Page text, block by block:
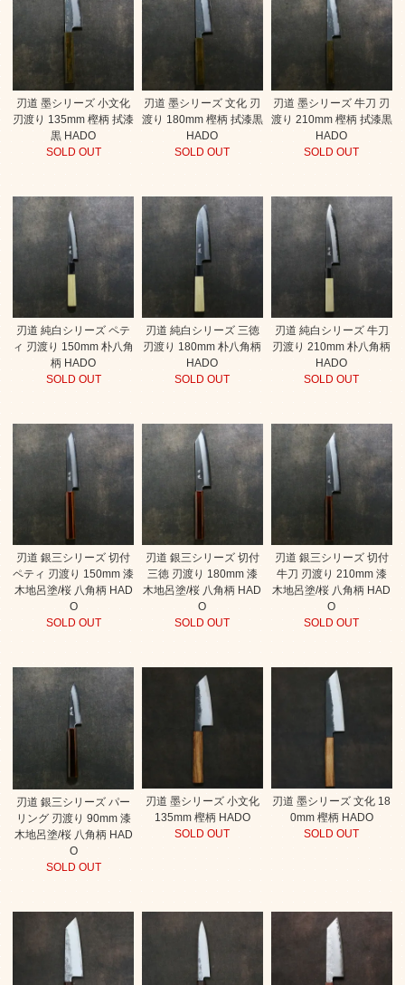
刃道 墨シリーズ 小文化
刃渡り 135mm 樫柄 拭漆
黒 HADO
SOLD OUT
刃道 墨シリーズ 文化 刃
渡り 180mm 樫柄 拭漆黒
HADO
SOLD OUT
刃道 墨シリーズ 牛刀 刃
渡り 210mm 樫柄 拭漆黒
HADO
SOLD OUT
刃道 純白シリーズ ペテ
ィ 刃渡り 150mm 朴八角
柄 HADO
SOLD OUT
刃道 純白シリーズ 三徳
刃渡り 180mm 朴八角柄
HADO
SOLD OUT
刃道 純白シリーズ 牛刀
刃渡り 210mm 朴八角柄
HADO
SOLD OUT
刃道 銀三シリーズ 切付
ペティ 刃渡り 150mm 漆
木地呂塗/桜 八角柄 HAD
O
SOLD OUT
刃道 銀三シリーズ 切付
三徳 刃渡り 180mm 漆
木地呂塗/桜 八角柄 HAD
O
SOLD OUT
刃道 銀三シリーズ 切付
牛刀 刃渡り 210mm 漆
木地呂塗/桜 八角柄 HAD
O
SOLD OUT
刃道 銀三シリーズ パー
リング 刃渡り 90mm 漆
木地呂塗/桜 八角柄 HAD
O
SOLD OUT
刃道 墨シリーズ 小文化
135mm 樫柄 HADO
SOLD OUT
刃道 墨シリーズ 文化 18
0mm 樫柄 HADO
SOLD OUT